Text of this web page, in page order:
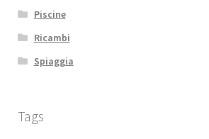
Piscine
Ricambi
Spiaggia
Tags